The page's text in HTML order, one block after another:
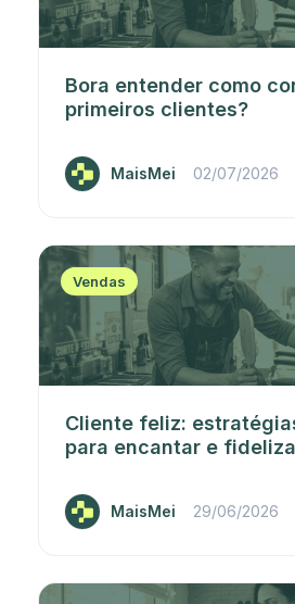
Bora entender como
primeiros clientes?
MaisMei 02/07/2026
Vendas
Cliente feliz:
para encantar e
MaisMei 29/06/2026